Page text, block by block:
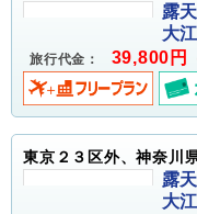
露
大
旅行代金： 39,800円
東京２３区外、神奈川
露
大